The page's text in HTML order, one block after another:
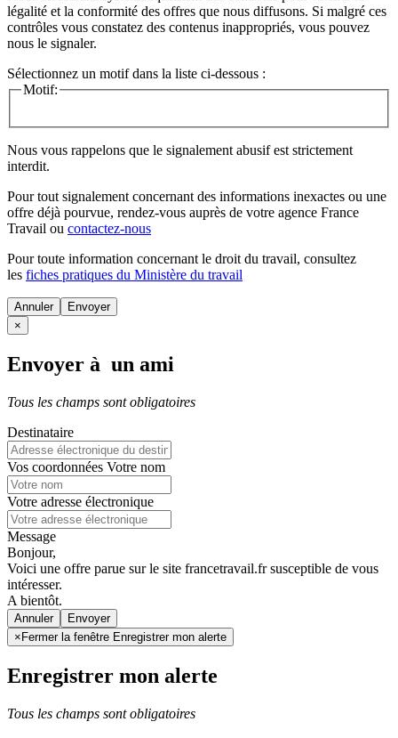
légalité et la conformité des offres que nous diffusons. Si malgré ces
contrôles vous constatez des contenus inappropriés, vous pouvez
nous le signaler.
Sélectionnez un motif dans la liste ci-dessous :
Motif:
Nous vous rappelons que le signalement abusif est strictement
interdit.
Pour tout signalement concernant des informations inexactes ou une
offre déjà pourvue, rendez-vous auprès de votre agence France
Travail ou contactez-nous
Pour toute information concernant le droit du travail, consultez
les fiches pratiques du Ministère du travail
Annuler
×
Envoyer à un ami
Tous les champs sont obligatoires
Destinataire
Vos coordonnées Votre nom
Votre adresse électronique
Message
Bonjour,
Voici une offre parue sur le site francetravail.fr susceptible de vous
intéresser.
A bientôt.
Annuler
× Fermer la fenêtre Enregistrer mon alerte
Enregistrer mon alerte
Tous les champs sont obligatoires